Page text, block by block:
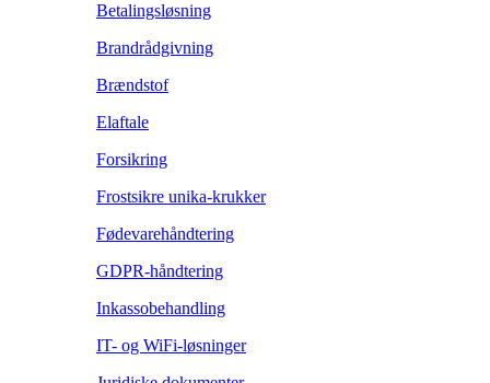
Betalingsløsning
Brandrådgivning
Brændstof
Elaftale
Forsikring
Frostsikre unika-krukker
Fødevarehåndtering
GDPR-håndtering
Inkassobehandling
IT- og WiFi-løsninger